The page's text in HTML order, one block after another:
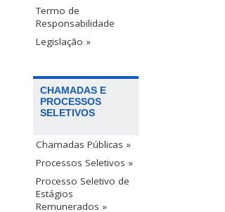
Termo de
Responsabilidade
Legislação »
CHAMADAS E
PROCESSOS
SELETIVOS
Chamadas Públicas »
Processos Seletivos »
Processo Seletivo de
Estágios
Remunerados »